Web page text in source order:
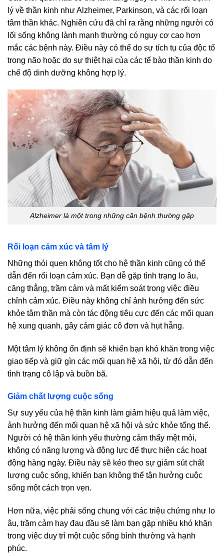
lý về thần kinh như Alzheimer, Parkinson, và các rối loạn
tâm thần khác. Nghiên cứu đã chỉ ra rằng những người có
lối sống không lành mạnh thường có nguy cơ cao hơn
mắc các bệnh này. Điều này có thể do sự tích tụ của độc tố
trong não hoặc do sự thiệt hại của các tế bào thần kinh do
chế độ dinh dưỡng không hợp lý.
Alzheimer là một trong những căn bệnh thường gặp
Rối loạn cảm xúc và tâm lý
Những thói quen không tốt cho hệ thần kinh cũng có thể
dẫn đến rối loạn cảm xúc. Bạn dễ gặp tình trạng lo âu,
căng thẳng, trầm cảm và mất kiểm soát trong việc điều
chỉnh cảm xúc. Điều này không chỉ ảnh hưởng đến sức
khỏe tâm thần mà còn tác động tiêu cực đến các mối quan
hệ xung quanh, gây cảm giác cô đơn và hụt hẫng.
Một tâm lý không ổn định sẽ khiến bạn khó khăn trong việc
giao tiếp và giữ gìn các mối quan hệ xã hội, từ đó dẫn đến
tình trạng cô lập và buồn bã.
Giảm chất lượng cuộc sống
Sự suy yếu của hệ thần kinh làm giảm hiệu quả làm việc,
ảnh hưởng đến mối quan hệ xã hội và sức khỏe tổng thể.
Người có hệ thần kinh yếu thường cảm thấy mệt mỏi,
không có năng lượng và động lực để thực hiện các hoạt
động hàng ngày. Điều này sẽ kéo theo sự giảm sút chất
lượng cuộc sống, khiến bạn không thể tận hưởng cuộc
sống một cách trọn vẹn.
Hơn nữa, việc phải sống chung với các triệu chứng như lo
âu, trầm cảm hay đau đầu sẽ làm bạn gặp nhiều khó khăn
trong việc duy trì một cuộc sống bình thường và hạnh
phúc.